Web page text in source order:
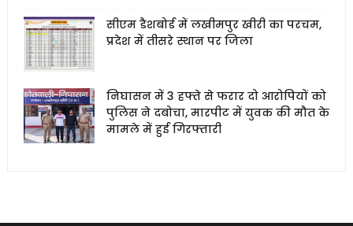
सीएम डैशबोर्ड में लखीमपुर खीरी का परचम,
प्रदेश में तीसरे स्थान पर जिला
निघासन में 3 हफ्ते से फरार दो आरोपियों को
पुलिस ने दबोचा, मारपीट में युवक की मौत के
मामले में हुई गिरफ्तारी